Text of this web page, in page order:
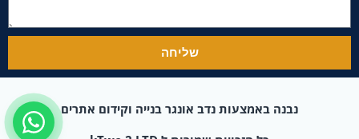
שליחה
נבנה באמצעות נדב אונגר בנייה וקידום אתרים